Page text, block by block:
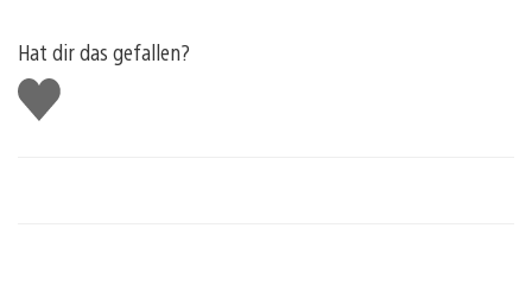
Hat dir das gefallen?
Gefällt
mir